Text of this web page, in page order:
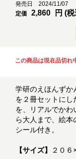
発売日 2024/11/07
定価
2,860 円 (
この商品は現在品切れ
学研のえほんずか
を２冊セットに
を、リアルでか
ら大人まで、絵本
シール付き。
【サイズ】 ２０